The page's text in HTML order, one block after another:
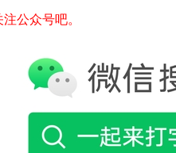
公众号吧。